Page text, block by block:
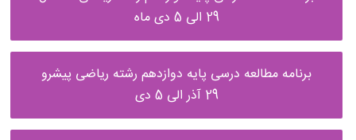
29 الی 5 دی ماه
برنامه مطالعه درسی پایه دوازدهم رشته ریاضی پیشرو
29 آذر الی 5 دی